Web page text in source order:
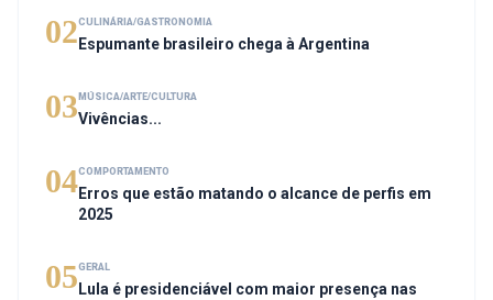
02CULINÁRIA/GASTRONOMIA
Espumante brasileiro chega à Argentina
03 MÚSICA/ARTE/CULTURA
Vivências...
04COMPORTAMENTO
Erros que estão matando o alcance de perfis em
2025
05GERAL
Lula é presidenciável com maior presença nas